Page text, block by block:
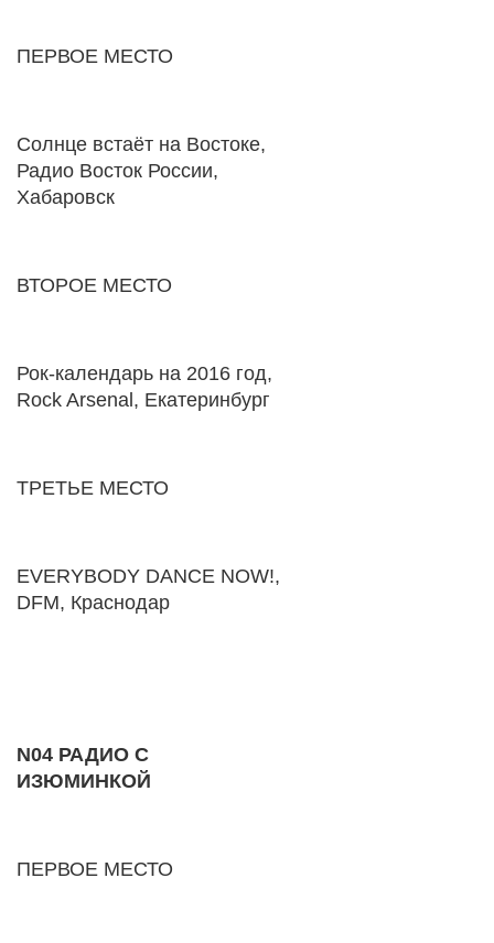
ПЕРВОЕ МЕСТО
Солнце встаёт на Востоке,
Радио Восток России,
Хабаровск
ВТОРОЕ МЕСТО
Рок-календарь на 2016 год,
Rock Arsenal, Екатеринбург
ТРЕТЬЕ МЕСТО
ЕVERYBODY DANCE NOW!,
DFM, Краснодар
N04 РАДИО С
ИЗЮМИНКОЙ
ПЕРВОЕ МЕСТО